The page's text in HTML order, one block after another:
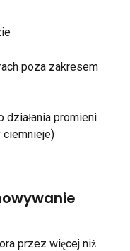
poza zakresem
działania promieni
ciemnieje)
przez więcej niż